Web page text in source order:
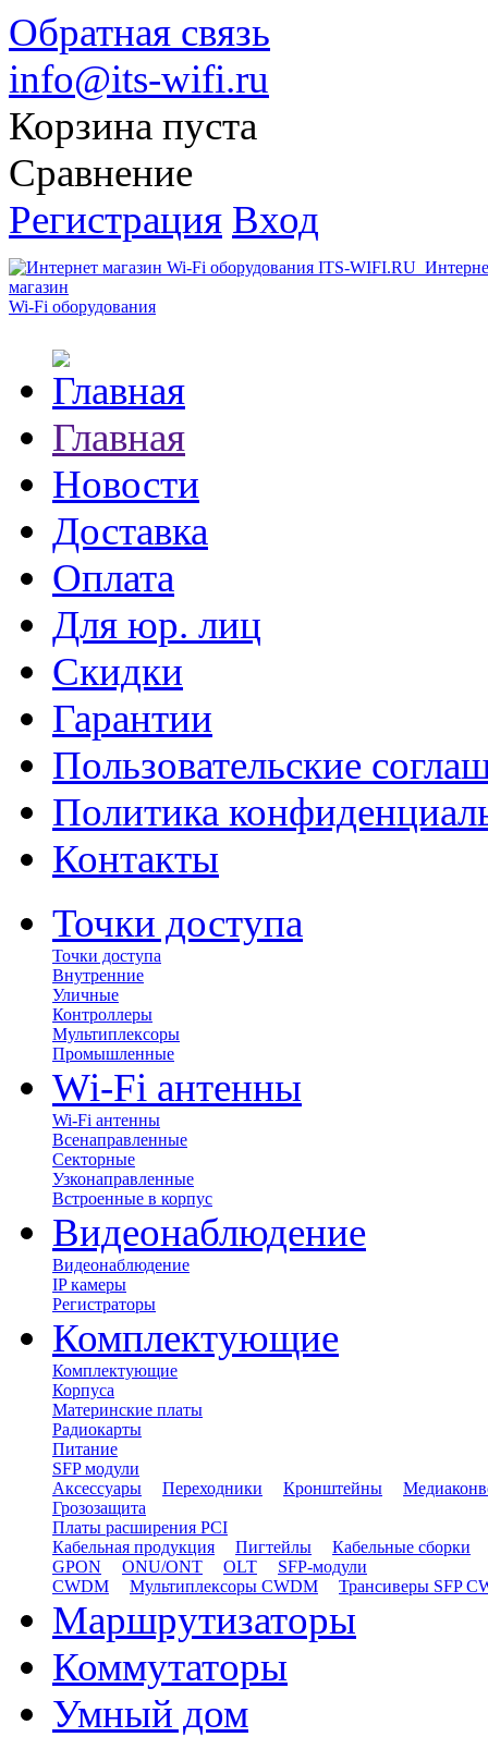
Обратная связь
info@its-wifi.ru
Корзина пуста
Сравнение
Регистрация Вход
магазин
Wi-Fi оборудования
Главная
Новости
Доставка
Оплата
Для юр. лиц
Скидки
Гарантии
Пользовательские
Политика
Контакты
Точки доступа
Точки доступа
Внутренние
Уличные
Контроллеры
Мультиплексоры
Промышленные
Wi-Fi антенны
Wi-Fi антенны
Всенаправленные
Секторные
Узконаправленные
Встроенные в корпус
Видеонаблюдение
Видеонаблюдение
IP камеры
Регистраторы
Комплектующие
Комплектующие
Корпуса
Материнские платы
Радиокарты
Питание
SFP модули
Аксессуары
Переходники Кронштейны
Грозозащита
Платы расширения PCI
Кабельная продукция
Пигтейлы
Кабельные сборки
GPON
ONU/ONT OLT
SFP-модули
CWDM
Мультиплексоры CWDM Трансиверы SFP
Маршрутизаторы
Коммутаторы
Умный дом